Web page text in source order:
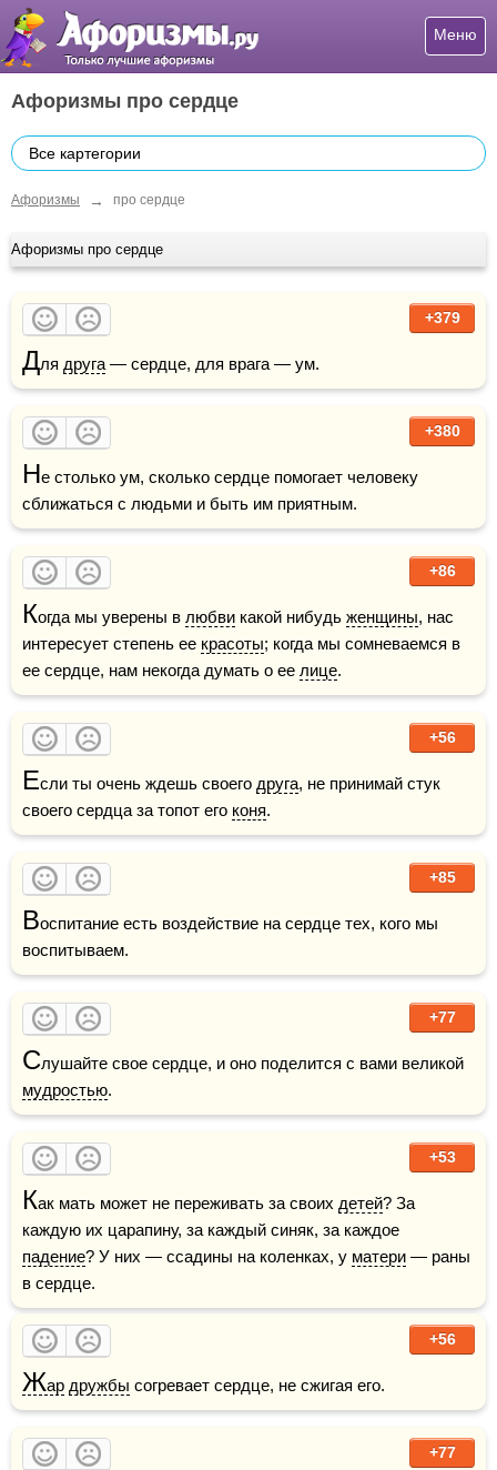
Меню
Афоризмы про сердце
Все картегории
Афоризмы → про сердце
Афоризмы про сердце
+379
Для друга — сердце, для врага — ум.
+380
Не столько ум, сколько сердце помогает человеку
сближаться с людьми и быть им приятным.
+86
Когда мы уверены в любви какой нибудь женщины, нас
интересует степень ее красоты; когда мы сомневаемся в
ее сердце, нам некогда думать о ее лице.
+56
Если ты очень ждешь своего друга, не принимай стук
своего сердца за топот его коня.
+85
Воспитание есть воздействие на сердце тех, кого мы
воспитываем.
+77
С
мудростью.
+53
Как мать может не переживать за своих детей? За
падение? У них — ссадины на коленках, у матери — раны
в сердце.
+56
Жар дружбы согревает сердце, не сжигая его.
+77